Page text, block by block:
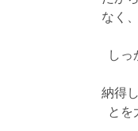
なく
し
納得
とを